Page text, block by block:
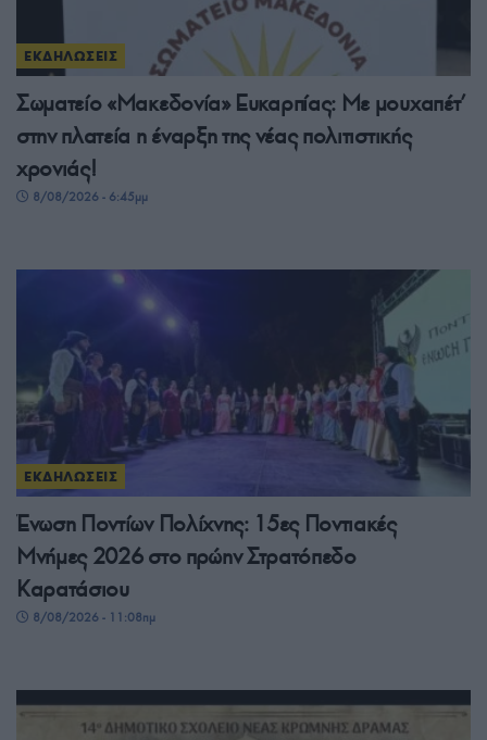
ΕΚΔΗΛΩΣΕΙΣ
Σωματείο «Μακεδονία» Ευκαρπίας: Με μουχαπέτ’
στην πλατεία η έναρξη της νέας πολιτιστικής
χρονιάς!
8/08/2026 - 6:45μμ
ΕΚΔΗΛΩΣΕΙΣ
Ένωση Ποντίων Πολίχνης: 15ες Ποντιακές
Μνήμες 2026 στο πρώην Στρατόπεδο
Καρατάσιου
8/08/2026 - 11:08πμ